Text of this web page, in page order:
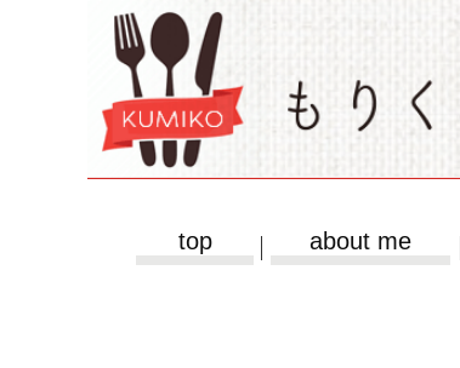
top about me